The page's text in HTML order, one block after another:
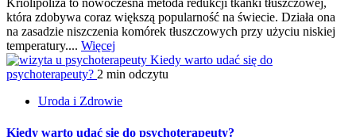
Kriolipoliza to nowoczesna metoda redukcji tkanki tłuszczowej,
która zdobywa coraz większą popularność na świecie. Działa ona
na zasadzie niszczenia komórek tłuszczowych przy użyciu niskiej
temperatury.... Więcej
Kiedy warto udać się do
psychoterapeuty? 2 min odczytu
Uroda i Zdrowie
Kiedy warto udać się do psychoterapeuty?